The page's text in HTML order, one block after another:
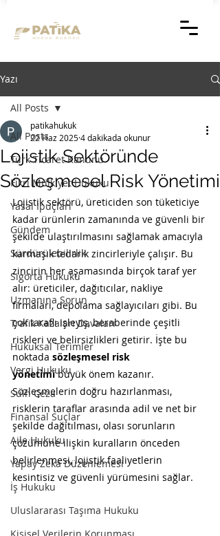
Yazı
All Posts
Türk Ticaret Kanunu
Fikri Mülkiyet Hukuku
Yasal İpuçları
Gündem
Sürdürülebilirlik
Sigorta Hukuku
Uzmanına Sorun
Trafik Kazaları Davaları
Hukuksal Terimler
Vergi Hukuku
Sulh Ceza
Finansal Suçlar
Aile Hukuku
Yapay Zeka Düzenlemesi
İş Hukuku
Uluslararası Taşıma Hukuku
All Posts
Lojistik Sektöründe
Sözleşmesel Risk Yönetimi
patikahukuk
22 Haz 20254 dakikada okunur
Lojistik sektörü, üreticiden son tüketiciye
kadar ürünlerin zamanında ve güvenli bir
şekilde ulaştırılmasını sağlamak amacıyla
karmaşık tedarik zincirleriyle çalışır. Bu
zincirin her aşamasında birçok taraf yer
alır: üreticiler, dağıtıcılar, nakliye
firmaları, depolama sağlayıcıları gibi. Bu
çok taraflı işleyiş, beraberinde çeşitli
riskleri ve belirsizlikleri getirir. İşte bu
noktada sözleşmesel risk
yönetimi büyük önem kazanır.
Sözleşmelerin doğru hazırlanması,
risklerin taraflar arasında adil ve net bir
şekilde dağıtılması, olası sorunların
çözümüne ilişkin kuralların önceden
belirlenmesi, lojistik faaliyetlerin
kesintisiz ve güvenli yürümesini sağlar.